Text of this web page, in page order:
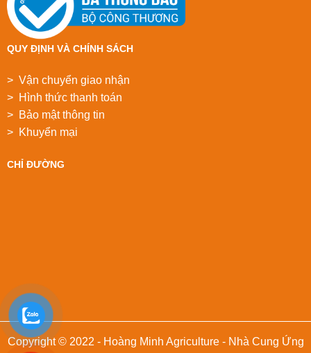
QUY ĐỊNH VÀ CHÍNH SÁCH
> Vận chuyển giao nhận
> Hình thức thanh toán
> Bảo mật thông tin
> Khuyển mại
CHỈ ĐƯỜNG
Copyright © 2022 - Hoàng Minh Agriculture - Nhà Cung Ứng